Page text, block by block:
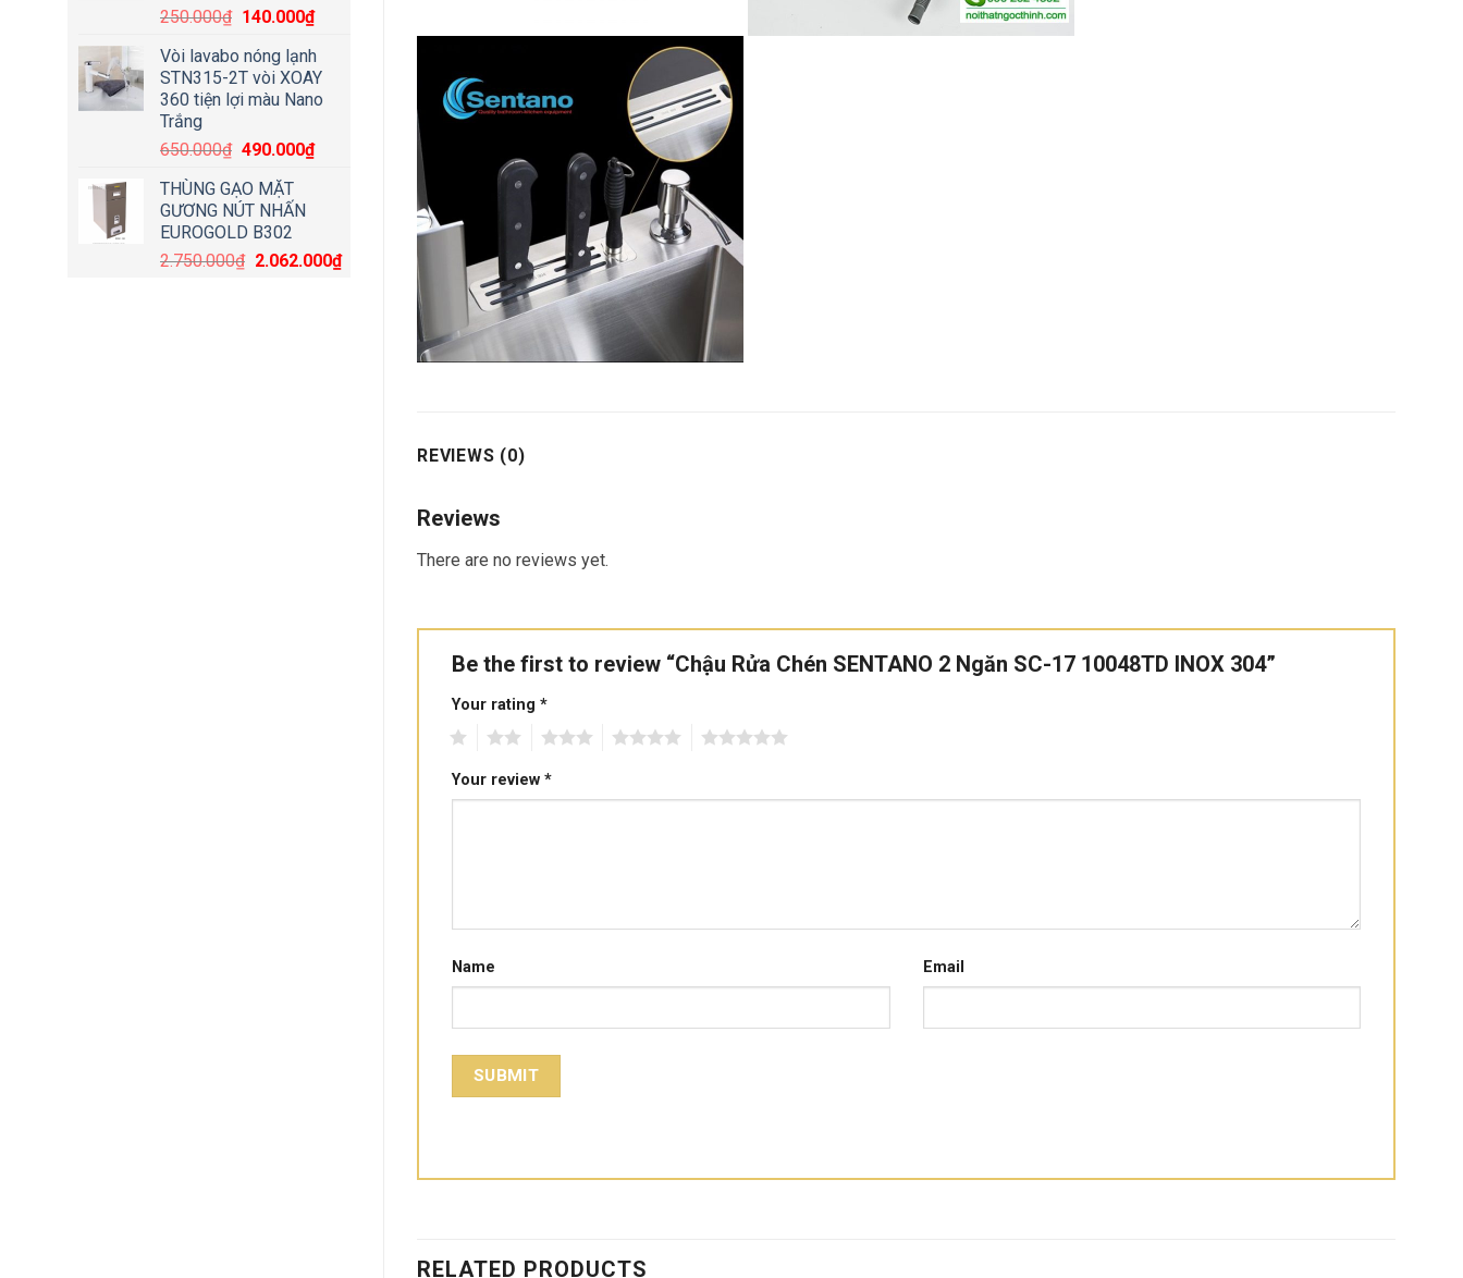
250.000₫ 140.000₫
Vòi lavabo nóng lạnh
STN315-2T vòi XOAY
360 tiện lợi màu Nano
Trắng
650.000₫ 490.000₫
THÙNG GẠO MẶT
GƯƠNG NÚT NHẤN
EUROGOLD B302
2.750.000₫ 2.062.000₫
REVIEWS (0)
Reviews
There are no reviews yet.
Be the first to review “Chậu Rửa Chén SENTANO 2 Ngăn SC-17 10048TD INOX 304”
Your rating *
Your review *
Name Email
RELATED PRODUCTS